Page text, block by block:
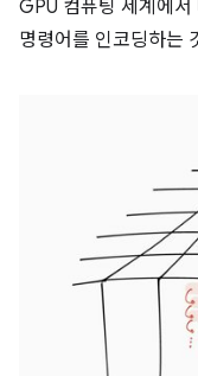
GPU 컴퓨팅 세계에
명령어를 인코딩하는